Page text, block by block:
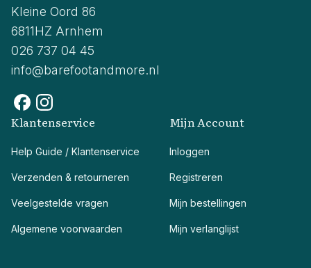
Kleine Oord 86
6811HZ Arnhem
026 737 04 45
info@barefootandmore.nl
Klantenservice
Help Guide / Klantenservice
Verzenden & retourneren
Veelgestelde vragen
Algemene voorwaarden
Mijn Account
Inloggen
Registreren
Mijn bestellingen
Mijn verlanglijst